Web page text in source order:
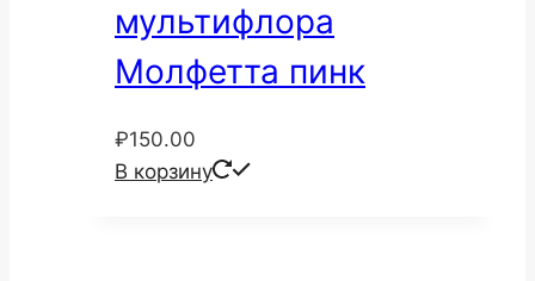
мультифлора
Молфетта пинк
₽150.00
В корзину